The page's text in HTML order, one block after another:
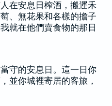
在安息日榨酒，搬運禾
、無花果和各樣的擔子
就在他們賣食物的那日
守的安息日。這一日你
並你城裡寄居的客旅，